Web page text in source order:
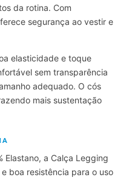
da rotina. Com
segurança ao vestir e
elasticidade e toque
sem transparência
adequado. O cós
mais sustentação
Elastano, a Calça Legging
boa resistência para o uso